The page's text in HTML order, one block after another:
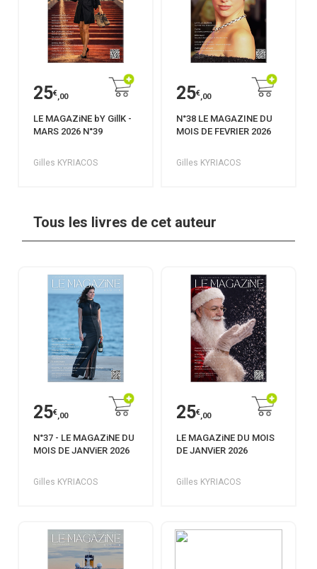
25€,00
LE MAGAZiNE bY GillK -
MARS 2026 N°39
Gilles KYRIACOS
25€,00
N°38 LE MAGAZINE DU
MOIS DE FEVRIER 2026
Gilles KYRIACOS
Tous les livres de cet auteur
25€,00
N°37 - LE MAGAZiNE DU
MOIS DE JANViER 2026
Gilles KYRIACOS
25€,00
LE MAGAZiNE DU MOIS
DE JANViER 2026
Gilles KYRIACOS